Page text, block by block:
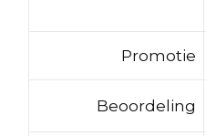
Promotie
Beoordeling